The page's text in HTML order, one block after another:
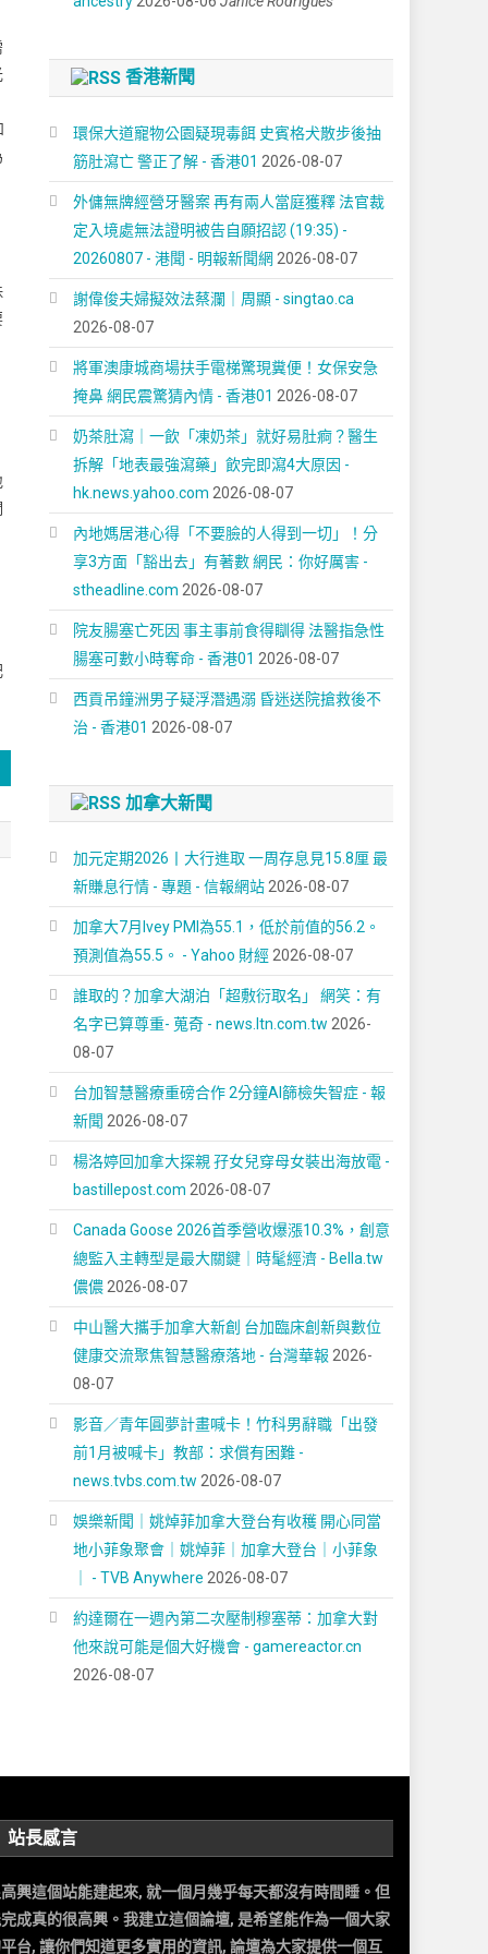
香港新聞
環保大道寵物公園疑現毒餌 史賓格犬散步後抽
筋肚瀉亡 警正了解 - 香港01 2026-08-07
外傭無牌經營牙醫案 再有兩人當庭獲釋 法官裁
定入境處無法證明被告自願招認 (19:35) -
20260807 - 港聞 - 明報新聞網 2026-08-07
謝偉俊夫婦擬效法蔡瀾｜周顯 - singtao.ca
2026-08-07
將軍澳康城商場扶手電梯驚現糞便！女保安急
掩鼻 網民震驚猜內情 - 香港01 2026-08-07
奶茶肚瀉｜一飲「凍奶茶」就好易肚痾？醫生
拆解「地表最強瀉藥」飲完即瀉4大原因 -
hk.news.yahoo.com 2026-08-07
內地媽居港心得「不要臉的人得到一切」！分
享3方面「豁出去」有著數 網民：你好厲害 -
stheadline.com 2026-08-07
院友腸塞亡死因 事主事前食得瞓得 法醫指急性
腸塞可數小時奪命 - 香港01 2026-08-07
西貢吊鐘洲男子疑浮潛遇溺 昏迷送院搶救後不
治 - 香港01 2026-08-07
加拿大新聞
加元定期2026丨大行進取 一周存息見15.8厘 最
新賺息行情 - 專題 - 信報網站2026-08-07
加拿大7月Ivey PMI為55.1，低於前值的56.2。
預測值為55.5。 - Yahoo 財經2026-08-07
誰取的？加拿大湖泊「超敷衍取名」 網笑：有
名字已算尊重- 蒐奇 - news.ltn.com.tw 2026-
08-07
台加智慧醫療重磅合作 2分鐘AI篩檢失智症 - 報
新聞 2026-08-07
楊洛婷回加拿大探親 孖女兒穿母女裝出海放電 -
bastillepost.com 2026-08-07
Canada Goose 2026首季營收爆漲10.3%，創意
總監入主轉型是最大關鍵｜時髦經濟 - Bella.tw
儂儂2026-08-07
中山醫大攜手加拿大新創 台加臨床創新與數位
健康交流聚焦智慧醫療落地 - 台灣華報 2026-
08-07
影音／青年圓夢計畫喊卡！竹科男辭職「出發
前1月被喊卡」教部：求償有困難 -
news.tvbs.com.tw 2026-08-07
娛樂新聞｜姚焯菲加拿大登台有收穫 開心同當
地小菲象聚會｜姚焯菲｜加拿大登台｜小菲象
｜ - TVB Anywhere 2026-08-07
約達爾在一週內第二次壓制穆塞蒂：加拿大對
他來說可能是個大好機會 - gamereactor.cn
2026-08-07
站長感言
興這個站能建起來, 就一個月幾乎每天都沒有時間睡。但
成真的很高興。我建立這個論壇, 是希望能作為一個大家
台, 讓你們知道更多實用的資訊, 論壇為大家提供一個互